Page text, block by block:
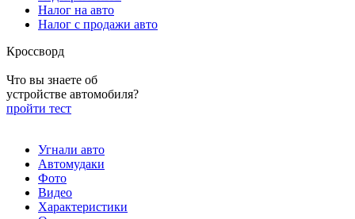
Налог на авто
Налог с продажи авто
Кроссворд
Что вы знаете об
устройстве автомобиля?
пройти тест
Угнали авто
Автомудаки
Фото
Видео
Характеристики